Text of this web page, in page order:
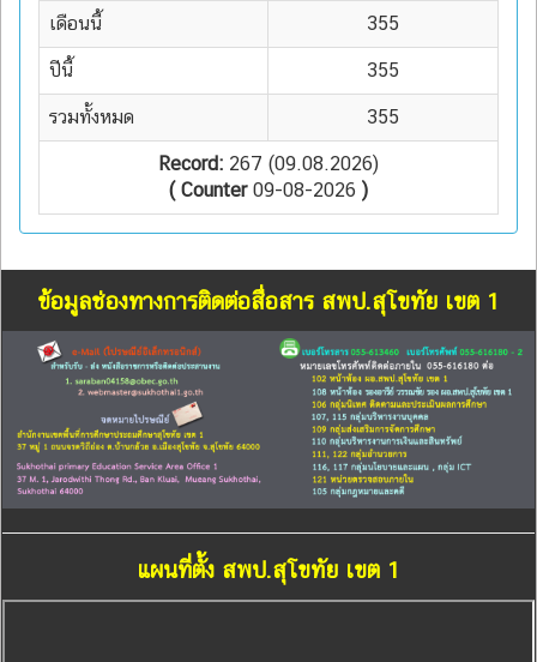
เดือนนี้ 355
ปีนี้ 355
รวมทั้งหมด 355
Record: 267 (09.08.2026)
( Counter09-08-2026 )
ข้อมูลช่องทางการติดต่อสื่อสาร สพป.สุโขทัย เขต 1
แผนที่ตั้ง สพป.สุโขทัย เขต 1